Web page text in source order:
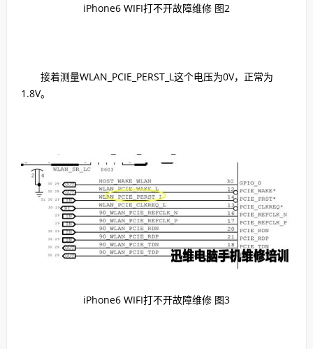
iPhone6 WIFI打不开故障维修 图2
接着测量WLAN_PCIE_PERST_L这个电压为0V，正常为
1.8V。
iPhone6 WIFI打不开故障维修 图3